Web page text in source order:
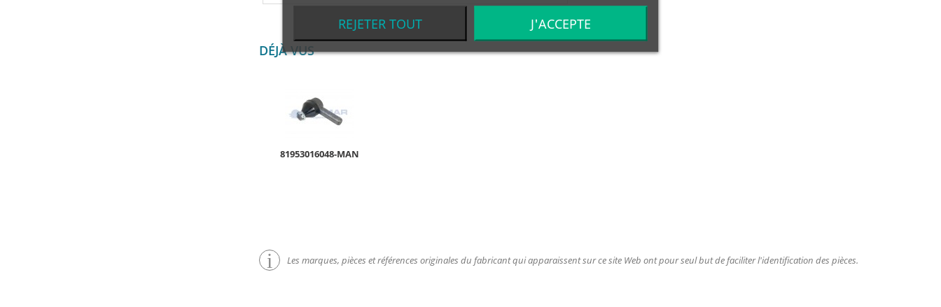
DÉJÀ VUS
81953016048-MAN
Les marques, pièces et références originales du fabricant qui apparaissent sur ce site Web ont pour seul but de faciliter l'identification des pièces.
REJETER TOUT J'ACCEPTE